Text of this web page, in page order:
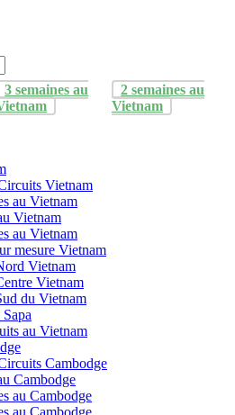
3 semaines au
2 semaines au
Vietnam
Vietnam
au Vietnam
Vietnam
au Vietnam
mesure Vietnam
Vietnam
Vietnam
du Vietnam
au Vietnam
Cambodge
Cambodge
au Cambodge
au Cambodge